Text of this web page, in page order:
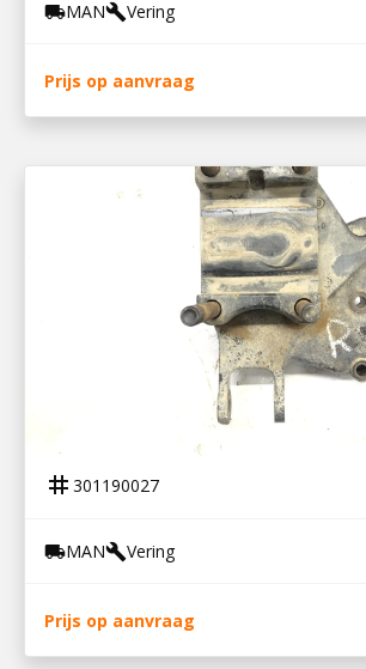
local_shippingMANbuildVering
Prijs op aanvraag
STEUNPLAAT ACHTER RECHTS
tag 301190027
local_shippingMANbuildVering
Prijs op aanvraag